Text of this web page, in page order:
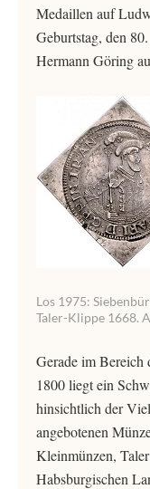
Medaillen auf
Geburtstag, den
Hermann Göring
Los 1975:
Taler-Klippe 1668.
Gerade im Bereich
1800 liegt ein
hinsichtlich der
angebotenen
Kleinmünzen,
Habsburgischen